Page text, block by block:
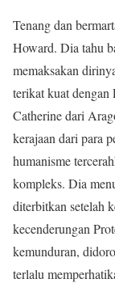
Tenang dan
Howard. Dia tahu
memaksakan
terikat kuat
Catherine dari
kerajaan dari para
humanisme
kompleks. Dia
diterbitkan setelah
kecenderungan
kemunduran,
terlalu